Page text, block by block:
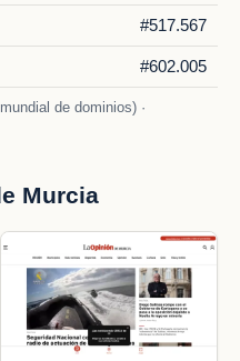
#517.567
#602.005
de dominios) ·
Murcia